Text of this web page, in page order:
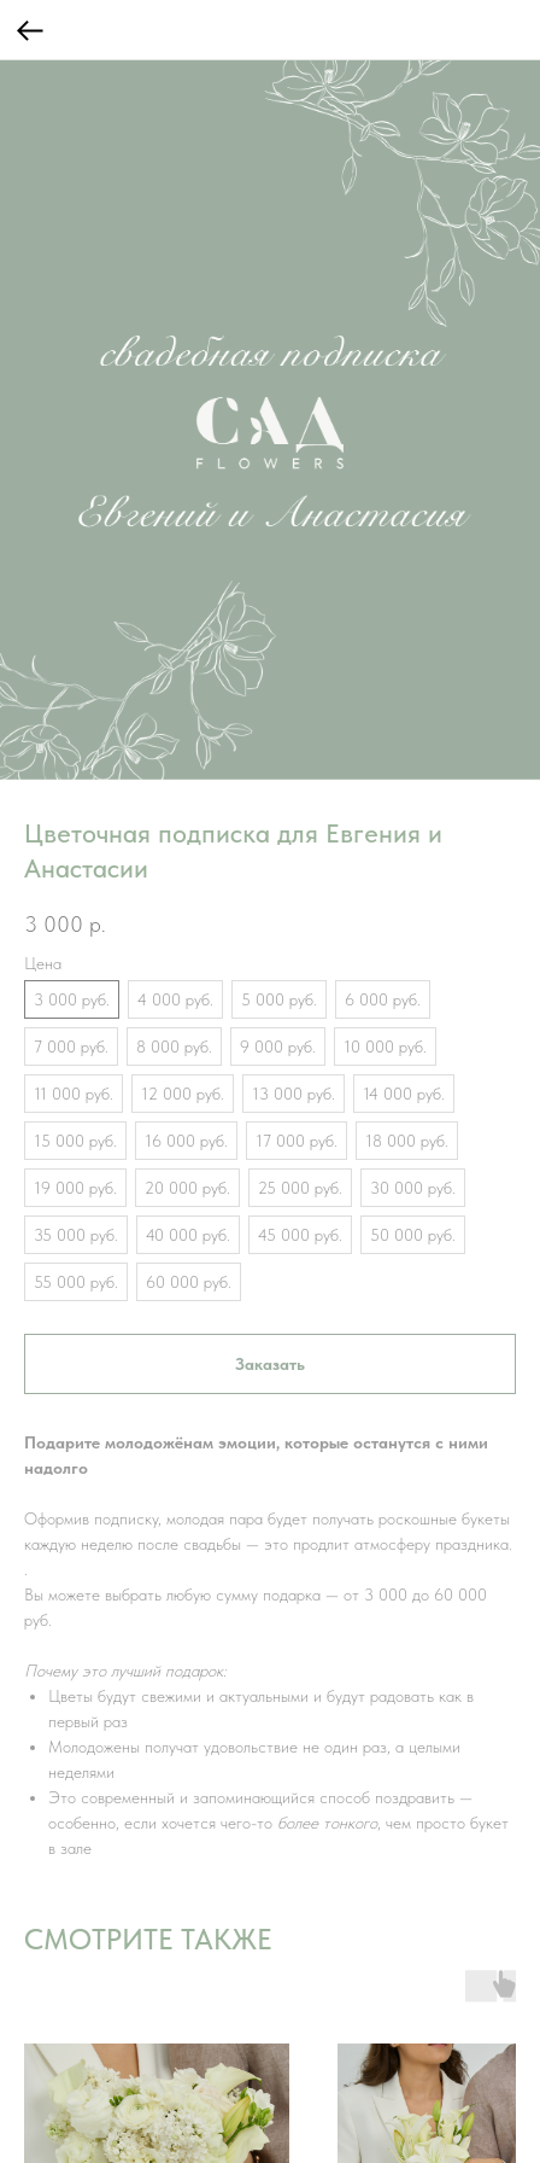
Цветочная подписка для Евгения и
Анастасии
3 000 р.
Цена
3 000 руб.
4 000 руб. 5 000 руб. 6 000 руб.
7 000 руб. 8 000 руб. 9 000 руб. 10 000 руб.
11 000 руб. 12 000 руб. 13 000 руб. 14 000 руб.
15 000 руб. 16 000 руб. 17 000 руб. 18 000 руб.
19 000 руб. 20 000 руб. 25 000 руб. 30 000 руб.
35 000 руб. 40 000 руб. 45 000 руб. 50 000 руб.
55 000 руб. 60 000 руб.
Заказать
Подарите молодожёнам эмоции, которые останутся с ними
надолго
Оформив подписку, молодая пара будет получать роскошные букеты
каждую неделю после свадьбы — это продлит атмосферу праздника.
Вы можете выбрать любую сумму подарка — от 3 000 до 60 000
руб.
Почему это лучший подарок:
Цветы будут свежими и актуальными и будут радовать как в
первый раз
Молодожены получат удовольствие не один раз, а целыми
неделями
Это современный и запоминающийся способ поздравить —
особенно, если хочется чего-то более тонкого, чем просто букет
в зале
СМОТРИТЕ ТАКЖЕ